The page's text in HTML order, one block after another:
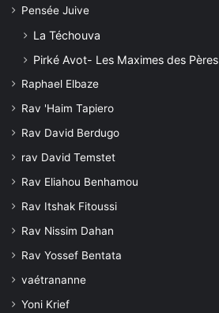
Pensée Juive
La Téchouva
Pirké Avot- Les Maximes des Pères
Raphael Elbaze
Rav 'Haim Tapiero
Rav David Berdugo
rav David Temstet
Rav Eliahou Benhamou
Rav Itshak Fitoussi
Rav Nissim Dahan
Rav Yossef Bentata
vaétrananne
Yoni Krief